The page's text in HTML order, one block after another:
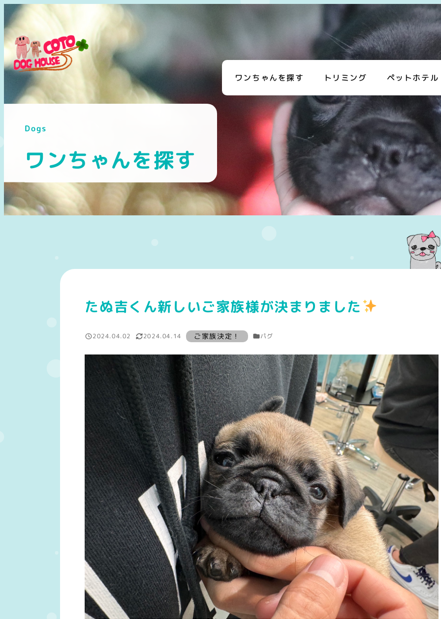
イ
ン
コ
ン
ツ
ワンちゃんを探す トリミング ペットホテル
Dogs
ワンちゃんを探す
たぬ吉くん新しいご家族様が決まりました
投稿日
2024.04.02
更新日
2024.04.14 ご家族募集状態
ご家族決定！
Warning: Attempt to read property "label" on array
パグ